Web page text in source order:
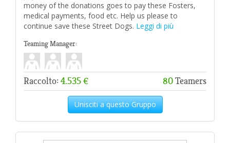
money of the donations goes to pay these Fosters,
medical payments, food etc. Help us please to
continue save these Street Dogs. Leggi di più
Teaming Manager:
Raccolto: 4.535 € 80Teamers
Unisciti a questo Gruppo